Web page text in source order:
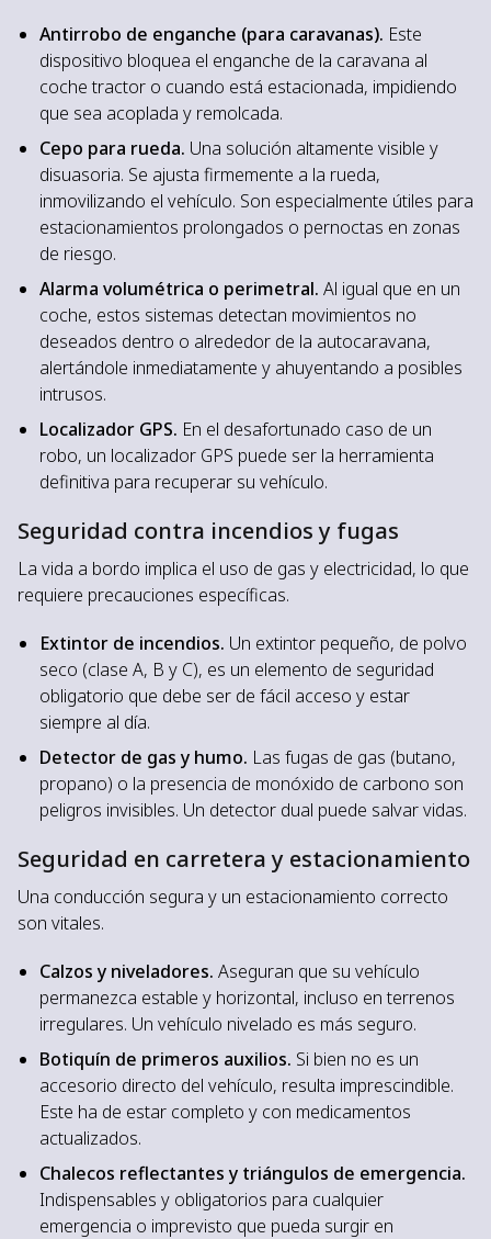
Antirrobo de enganche (para caravanas). Este
dispositivo bloquea el enganche de la caravana al
coche tractor o cuando está estacionada, impidiendo
que sea acoplada y remolcada.
Cepo para rueda. Una solución altamente visible y
disuasoria. Se ajusta firmemente a la rueda,
inmovilizando el vehículo. Son especialmente útiles para
estacionamientos prolongados o pernoctas en zonas
de riesgo.
Alarma volumétrica o perimetral. Al igual que en un
coche, estos sistemas detectan movimientos no
deseados dentro o alrededor de la autocaravana,
alertándole inmediatamente y ahuyentando a posibles
intrusos.
Localizador GPS. En el desafortunado caso de un
robo, un localizador GPS puede ser la herramienta
definitiva para recuperar su vehículo.
Seguridad contra incendios y fugas
La vida a bordo implica el uso de gas y electricidad, lo que
requiere precauciones específicas.
Extintor de incendios. Un extintor pequeño, de polvo
seco (clase A, B y C), es un elemento de seguridad
obligatorio que debe ser de fácil acceso y estar
siempre al día.
Detector de gas y humo. Las fugas de gas (butano,
propano) o la presencia de monóxido de carbono son
peligros invisibles. Un detector dual puede salvar vidas.
Seguridad en carretera y estacionamiento
Una conducción segura y un estacionamiento correcto
son vitales.
Calzos y niveladores. Aseguran que su vehículo
permanezca estable y horizontal, incluso en terrenos
irregulares. Un vehículo nivelado es más seguro.
Botiquín de primeros auxilios. Si bien no es un
accesorio directo del vehículo, resulta imprescindible.
Este ha de estar completo y con medicamentos
actualizados.
Chalecos reflectantes y triángulos de emergencia.
Indispensables y obligatorios para cualquier
emergencia o imprevisto que pueda surgir en